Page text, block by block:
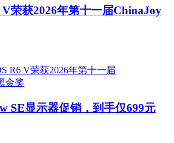
荣获2026年第十一届ChinaJoy
SE显示器促销，到手仅699元